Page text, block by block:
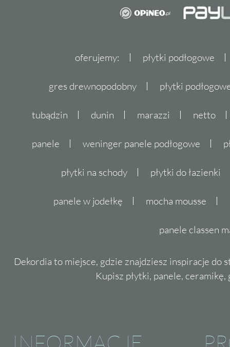
oferujemy: płytki podłogowe
gres drewnopodobny płytki
tubądzin dunin marazzi netto
panele weninger panele podłogowe
płytki na schody płytki do łazienki
panele w jodełkę mocha mousse
panele classen
Dekordia to miejsce, gdzie znajdziesz inspiracje do
Kupisz płytki, panele,